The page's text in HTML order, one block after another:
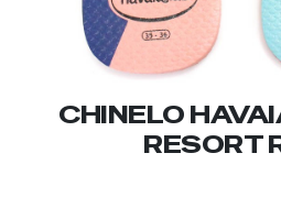
CHINELO
RESORT